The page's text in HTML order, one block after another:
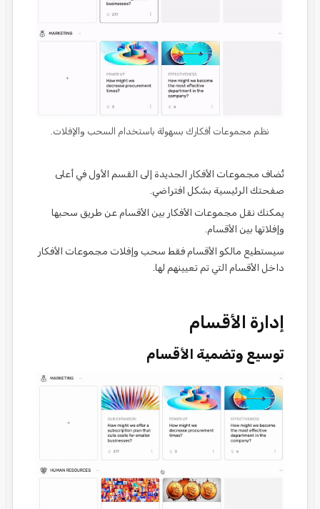
نظم مجموعات أفكارك بسهولة باستخدام السحب والإفلات.
تُضاف مجموعات الأفكار الجديدة إلى القسم الأول في أعلى
صفحتك الرئيسية بشكل افتراضي.
يمكنك نقل مجموعات الأفكار بين الأقسام عن طريق سحبها
وإفلاتها بين الأقسام.
سيستطيع مالكو الأقسام فقط سحب وإفلات مجموعات الأفكار
داخل الأقسام التي تم تعيينهم لها.
إدارة الأقسام
توسيع وتضمية الأقسام